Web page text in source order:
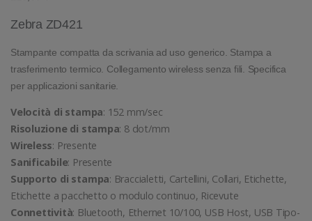
Zebra ZD421
Stampante compatta da scrivania ad uso generico. Stampa a
trasferimento termico. Collegamento wireless senza fili. Specifica
per applicazioni sanitarie.
Velocità di stampa: 152 mm/sec
Risoluzione di stampa: 8 dot/mm
Wireless: Presente
Sanificabile: Presente
Supporto di stampa: Braccialetti, Cartellini, Collari, Etichette,
Etichette a pacchetto o modulo continuo, Ricevute
Connettività: Bluetooth, Ethernet 10/100, USB Host, USB Tipo-